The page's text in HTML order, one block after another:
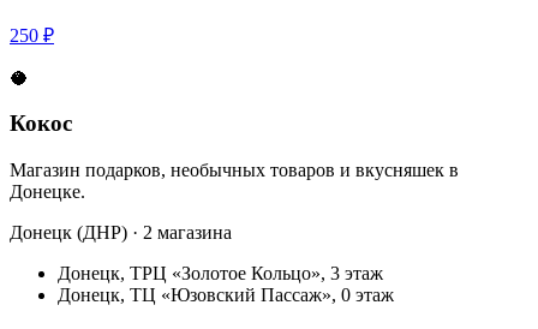
250 ₽
🥥
Кокос
Магазин подарков, необычных товаров и вкусняшек в
Донецке.
Донецк (ДНР) · 2 магазина
Донецк, ТРЦ «Золотое Кольцо», 3 этаж
Донецк, ТЦ «Юзовский Пассаж», 0 этаж